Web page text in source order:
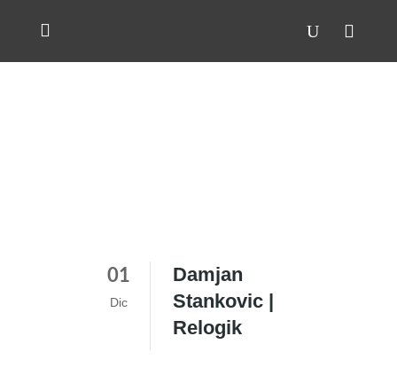
01
Dic
Damjan
Stankovic |
Relogik